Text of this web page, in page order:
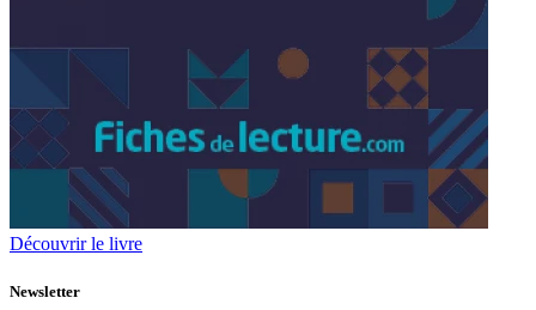
Découvrir le livre
Newsletter